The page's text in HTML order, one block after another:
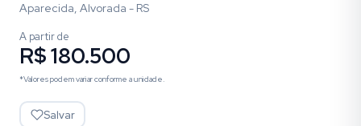
Aparecida, Alvorada - RS
A partir de
R$ 180.500
*Valores podem variar conforme a unidade.
Salvar